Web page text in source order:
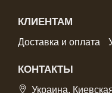
КЛИЕНТАМ
Доставка и оплата
КОНТАКТЫ
Украина,